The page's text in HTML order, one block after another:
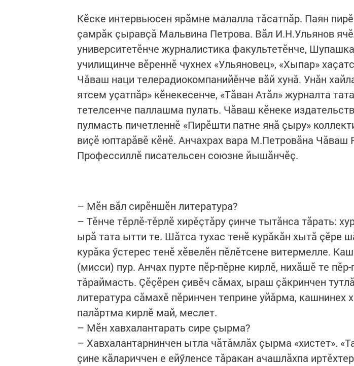
Кӗске интервьюсен ярăмне малалла тăсатпăр. Паян
çамрăк çыравçă Мальвина Петрова. Вăл И.Н.Ульянов
университетӗнче журналистика факультетӗнче,
училищинче вӗреннӗ чухнех «Ульяновец», «Хыпар»
Чăваш наци телерадиокомпанийӗнче вăй хунă. Унăн
ятсем уçатпăр» кӗнекесенче, «Тăван Атăл» журналта
тетелсенче паллашма пулать. Чăваш кӗнеке
пулмасть пичетленнӗ «Пирӗшти патне янă çыру»
виçӗ юптарăвӗ кӗнӗ. Анчахрах вара М.Петровăна Чăваш
Профессиллӗ писательсен союзне йышăнчӗç.
– Мӗн вăл сирӗншӗн литература?
– Тӗнче тӗрлӗ-тӗрлӗ хирӗçтăру çинче тытăнса тăрать:
ырă тата ытти те. Шăтса тухас тенӗ курăкăн хытă çӗре
курăка ӳстерес тенӗ хӗвелӗн пӗлӗтсене витермелле.
(мисси) пур. Анчах пурте пӗр-пӗрне кирлӗ, нихăшӗ те
тăраймасть. Çӗçӗрен çивӗч сăмах, ыраш çăкринчен
литература сăмахӗ пӗринчен теприне уйăрма, кашнинех
палăртма кирлӗ май, меслет.
– Мӗн хавхалантарать сире çырма?
– Хавхалантарнинчен ытла чăтăмлăх çырма «хистет».
çине кăлариччен е ейӳленсе тăракан ачашлăхпа